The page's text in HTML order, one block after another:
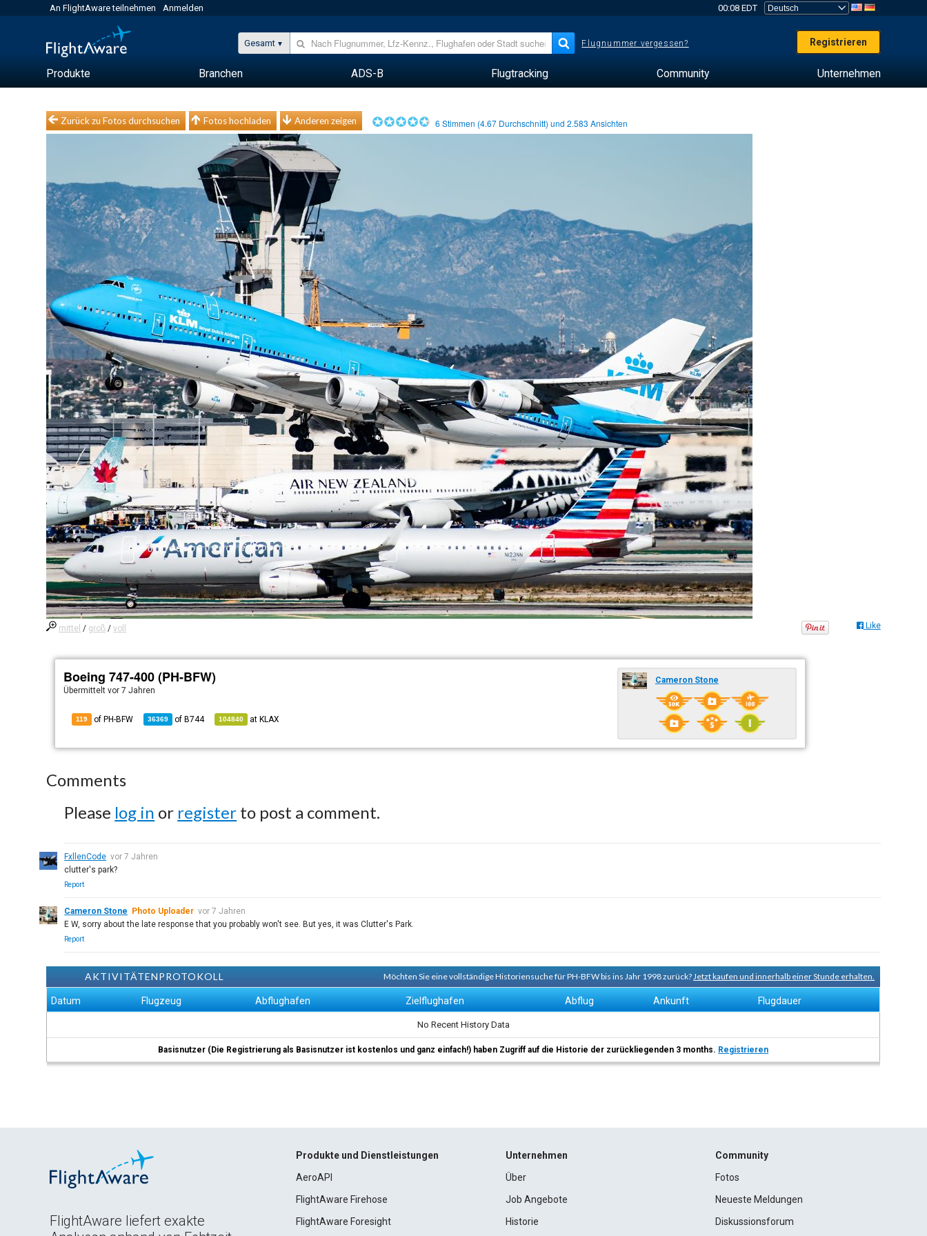
An FlightAware teilnehmen Anmelden 00:08 EDT
Gesamt Flugnummer vergessen? Registrieren
Produkte Branchen ADS-B Flugtracking Community Unternehmen
Zurück zu Fotos durchsuchen Fotos hochladen Anderen zeigen 6 Stimmen (4.67 Durchschnitt) und2.583 Ansichten
mittel / groß /voll Like
Boeing 747-400 (PH-BFW)
Übermitteltvor 7 Jahren
119 of PH-BFW 36369 of B744 104840 at KLAX
Cameron Stone
Comments
Please log in or register to post a comment.
FxllenCode vor 7 Jahren
clutter's park?
Report
Cameron Stone Photo Uploader vor 7 Jahren
E W, sorry about the late response that you probably won't see. But yes, it was Clutter's Park.
Report
AKTIVITÄTENPROTOKOLL Möchten Sie eine vollständige Historiensuche für PH-BFW bis ins Jahr 1998 zurück?Jetzt kaufen und innerhalb einer Stunde erhalten.
Datum Flugzeug Abflughafen Zielflughafen Abflug Ankunft Flugdauer
No Recent History Data
Basisnutzer (Die Registrierung als Basisnutzer ist kostenlos und ganz einfach!) haben Zugriff auf die Historie der zurückliegenden 3 months. Registrieren
FlightAware liefert exakte
Produkte und Dienstleistungen
AeroAPI
FlightAware Firehose
FlightAware Foresight
Unternehmen
Über
Job Angebote
Historie
Community
Fotos
Neueste Meldungen
Diskussionsforum